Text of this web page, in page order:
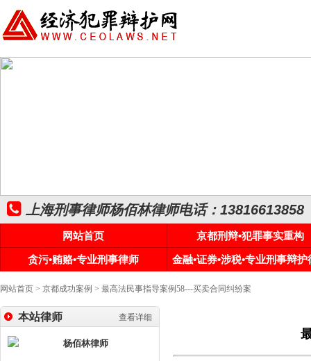
上海刑事律师杨佰林律师电话：13816613858
网站首页
京都刑辩•犯罪事实重构
贪污•贿赂•专业刑事律师
金融•证券•涉税•专业刑事辩护
网站首页 > 京都成功案例 > 最高法民事指导案例58---买卖合同纠纷案
查看详细
本站律师